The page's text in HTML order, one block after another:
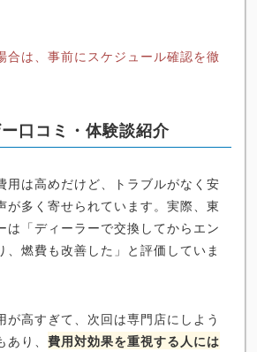
合は、事前にスケジュール確認を徹
口コミ・体験談紹介
用は高めだけど、トラブルがなく安
が多く寄せられています。実際、東
は「ディーラーで交換してからエン
、燃費も改善した」と評価していま
が高すぎて、次回は専門店にしよう
り、 費用対効果を重視する人には